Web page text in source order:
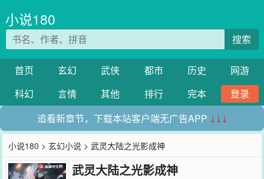
小说180
搜索
首页 玄幻 武侠 都市 历史
网游
科幻
言情 其他 排行 完本
登录
追看新章节，下载本站客户端无广告APP ↓↓↓
小说180 >玄幻小说 > 武灵大陆之光影成神
武灵大陆之光影成神